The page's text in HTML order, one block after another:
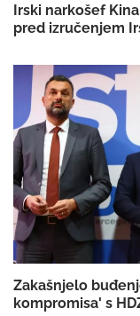
Irski narkošef
pred izručenjem
Zakašnjelo
kompromisa' s